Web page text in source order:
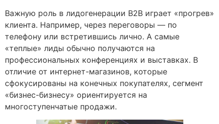
Важную роль в лидогенерации B2B играет «прогрев»
клиента. Например, через переговоры — по
телефону или встретившись лично. А самые
«теплые» лиды обычно получаются на
профессиональных конференциях и выставках. В
отличие от интернет-магазинов, которые
сфокусированы на конечных покупателях, сегмент
«бизнес-бизнесу» ориентируется на
многоступенчатые продажи.